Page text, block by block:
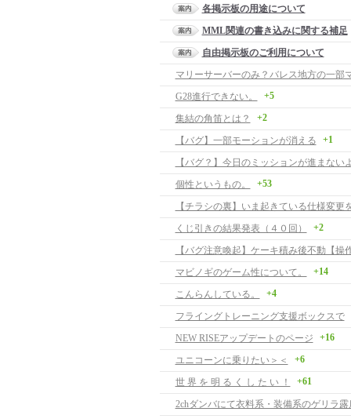
各掲示板の用途について
MML関連の書き込みに関する補足
自由掲示板のご利用について
マリーサーバーのみ？バレス地方の一部
G28進行できない。
+5
集結の角笛とは？ +2
【バグ】一部モーションが消える +1
【バグ？】今日のミッションが進まない
個性というもの。
+53
【チラシの裏】いま起きている仕様変更
くじ引きの結果発表（４０回）
+2
マビノギのゲーム性について。 +14
こんらんしている。 +4
フライングトレーニング支援ボックスで
NEW RISEアップデートのページ +16
ユニコーンに乗りたい＞＜ +6
世 界 を 明 る く し た い ！ +61
2chダンバにて衣料系・装備系のゲリラ露